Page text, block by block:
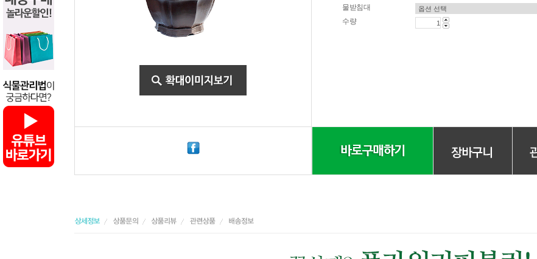
물받침대
수량